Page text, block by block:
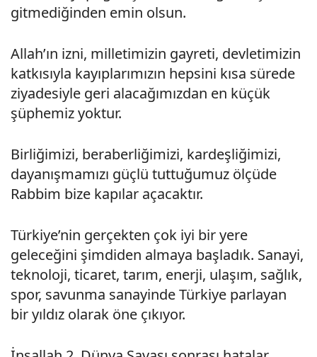
gitmediğinden emin olsun.
Allah’ın izni, milletimizin gayreti, devletimizin
katkısıyla kayıplarımızın hepsini kısa sürede
ziyadesiyle geri alacağımızdan en küçük
şüphemiz yoktur.
Birliğimizi, beraberliğimizi, kardeşliğimizi,
dayanışmamızı güçlü tuttuğumuz ölçüde
Rabbim bize kapılar açacaktır.
Türkiye’nin gerçekten çok iyi bir yere
geleceğini şimdiden almaya başladık. Sanayi,
teknoloji, ticaret, tarım, enerji, ulaşım, sağlık,
spor, savunma sanayinde Türkiye parlayan
bir yıldız olarak öne çıkıyor.